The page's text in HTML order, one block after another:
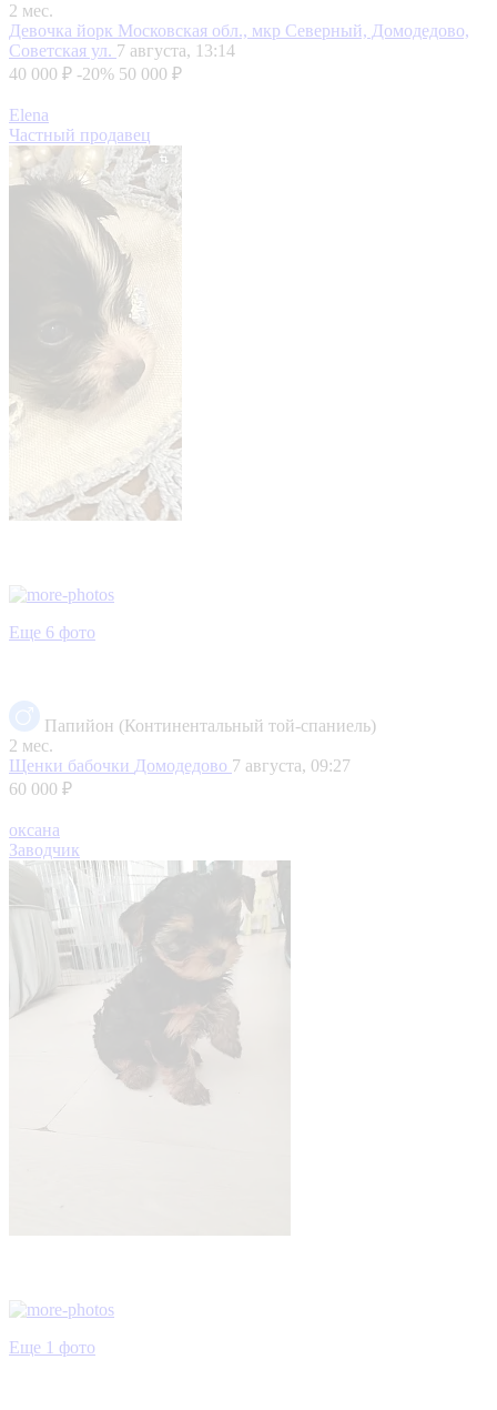
2 мес.
Девочка йорк Московская обл., мкр Северный, Домодедово,
Советская ул. 7 августа, 13:14
40 000 ₽ -20% 50 000 ₽
Elena
Частный продавец
Еще 6 фото
Папийон (Континентальный той-спаниель)
2 мес.
Щенки бабочки Домодедово 7 августа, 09:27
60 000 ₽
оксана
Заводчик
Еще 1 фото